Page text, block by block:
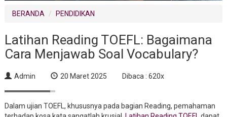
BERANDA PENDIDIKAN
Latihan Reading TOEFL: Bagaimana
Cara Menjawab Soal Vocabulary?
Admin 20 Maret 2025 Dibaca : 620x
Dalam ujian TOEFL, khususnya pada bagian Reading, pemahaman